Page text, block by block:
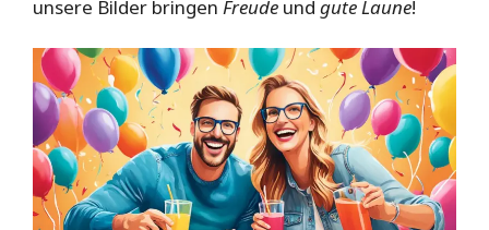
unsere Bilder bringen Freude und gute Laune!